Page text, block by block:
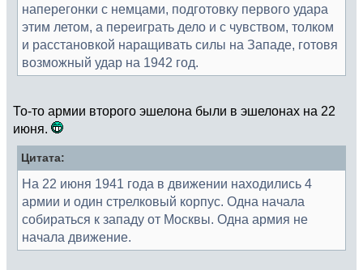
наперегонки с немцами, подготовку первого удара
этим летом, а переиграть дело и с чувством, толком
и расстановкой наращивать силы на Западе, готовя
возможный удар на 1942 год.
То-то армии второго эшелона были в эшелонах на 22
июня.
Цитата:
На 22 июня 1941 года в движении находились 4
армии и один стрелковый корпус. Одна начала
собираться к западу от Москвы. Одна армия не
начала движение.